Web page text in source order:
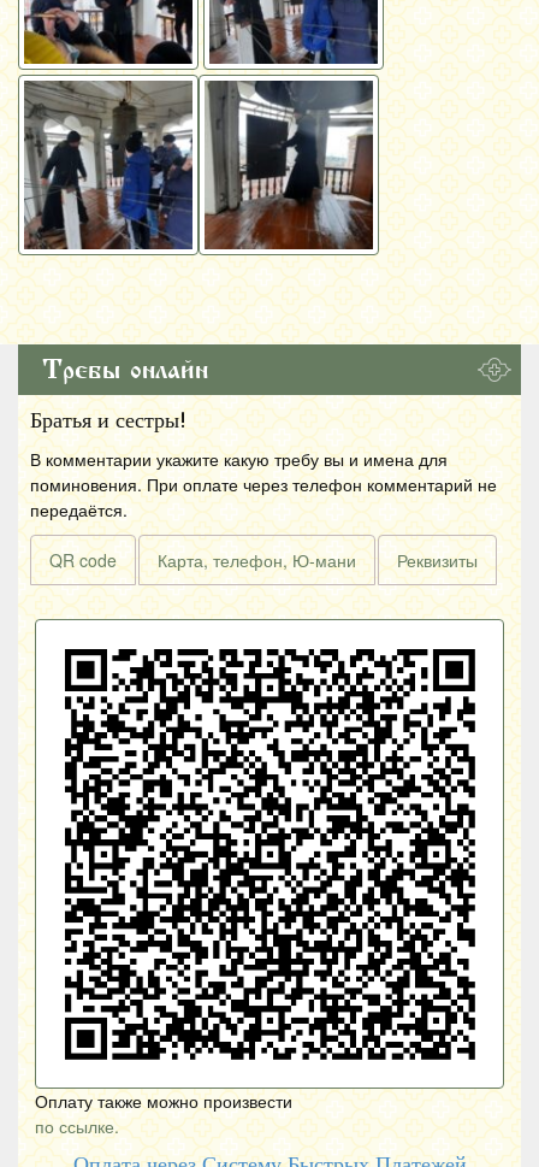
Требы онлайн
Братья и сестры!
В комментарии укажите какую требу вы и имена для
поминовения. При оплате через телефон комментарий не
передаётся.
QR code Карта, телефон, Ю-мани Реквизиты
Оплату также можно произвести
по ссылке.